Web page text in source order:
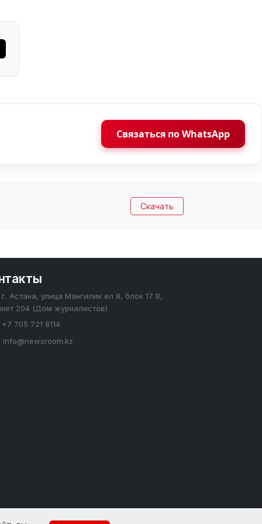
Связаться по WhatsApp
Скачать
г. Астана, улица Мангилик ел 8, блок 17 В,
204 (Дом журналистов)
+7 705 721 8114
info@newsroom.kz